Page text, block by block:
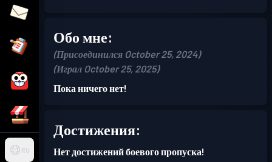
RU
Обо мне:
(Присоединился October 25, 2024)
(Играл October 25, 2025)
Пока ничего нет!
Достижения:
Нет достижений боевого пропуска!